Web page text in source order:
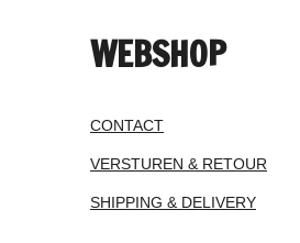
WEBSHOP
CONTACT
VERSTUREN & RETOUR
SHIPPING & DELIVERY